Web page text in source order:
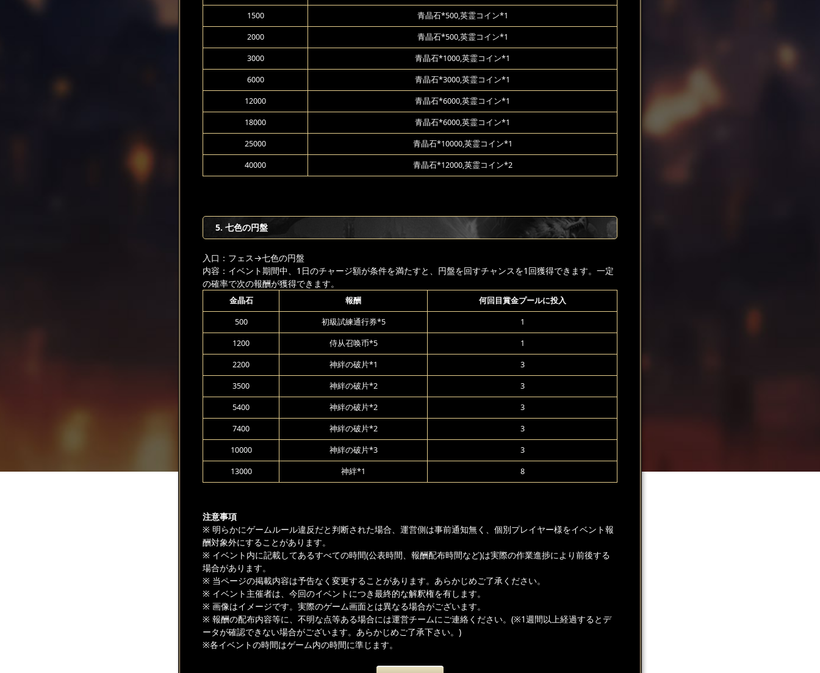
1500 青晶石*500,英霊コイン*1
2000 青晶石*500,英霊コイン*1
3000 青晶石*1000,英霊コイン*1
6000 青晶石*3000,英霊コイン*1
12000 青晶石*6000,英霊コイン*1
18000 青晶石*6000,英霊コイン*1
25000 青晶石*10000,英霊コイン*1
40000 青晶石*12000,英霊コイン*2
5. 七色の円盤
入口：フェス→七色の円盤
内容：イベント期間中、1日のチャージ額が条件を満たすと、円盤を回すチャンスを1回獲得できます。一定
の確率で次の報酬が獲得できます。
金晶石 報酬 何回目賞金プールに投入
500 初級試練通行券*5 1
1200 侍从召唤币*5 1
2200 神絆の破片*1 3
3500 神絆の破片*2 3
5400 神絆の破片*2 3
7400 神絆の破片*2 3
10000 神絆の破片*3 3
13000 神絆*1 8
注意事項
※ 明らかにゲームルール違反だと判断された場合、運営側は事前通知無く、個別プレイヤー様をイベント報
酬対象外にすることがあります。
※ イベント内に記載してあるすべての時間(公表時間、報酬配布時間など)は実際の作業進捗により前後する
場合があります。
※ 当ページの掲載内容は予告なく変更することがあります。あらかじめご了承ください。
※ イベント主催者は、今回のイベントにつき最終的な解釈権を有します。
※ 画像はイメージです。実際のゲーム画面とは異なる場合がございます。
※ 報酬の配布内容等に、不明な点等ある場合には運営チームにご連絡ください。(※1週間以上経過するとデ
ータが確認できない場合がございます。あらかじめご了承下さい。)
※各イベントの時間はゲーム内の時間に準じます。